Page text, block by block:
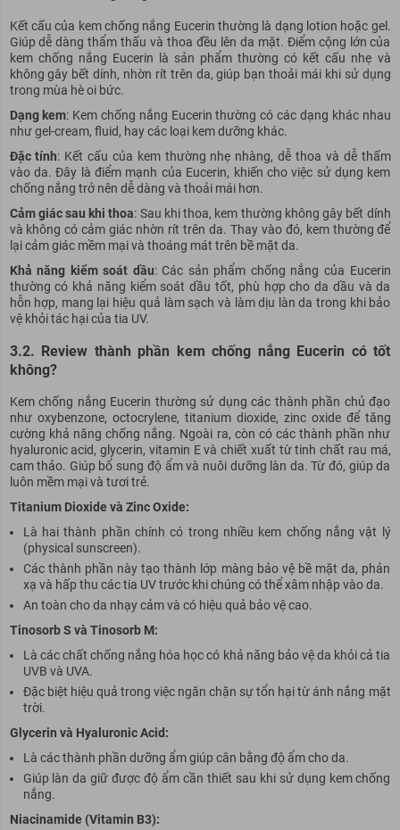
Kết cấu của kem chống nắng Eucerin thường là dạng lotion hoặc gel.
Giúp dễ dàng thẩm thấu và thoa đều lên da mặt. Điểm cộng lớn của
kem chống nắng Eucerin là sản phẩm thường có kết cấu nhẹ và
không gây bết dính, nhờn rít trên da, giúp bạn thoải mái khi sử dụng
trong mùa hè oi bức.
Dạng kem: Kem chống nắng Eucerin thường có các dạng khác nhau
như gel-cream, fluid, hay các loại kem dưỡng khác.
Đặc tính: Kết cấu của kem thường nhẹ nhàng, dễ thoa và dễ thấm
vào da. Đây là điểm mạnh của Eucerin, khiến cho việc sử dụng kem
chống nắng trở nên dễ dàng và thoải mái hơn.
Cảm giác sau khi thoa: Sau khi thoa, kem thường không gây bết dính
và không có cảm giác nhờn rít trên da. Thay vào đó, kem thường để
lại cảm giác mềm mại và thoáng mát trên bề mặt da.
Khả năng kiểm soát dầu: Các sản phẩm chống nắng của Eucerin
thường có khả năng kiểm soát dầu tốt, phù hợp cho da dầu và da
hỗn hợp, mang lại hiệu quả làm sạch và làm dịu làn da trong khi bảo
vệ khỏi tác hại của tia UV.
3.2. Review thành phần kem chống nắng Eucerin có tốt
không?
Kem chống nắng Eucerin thường sử dụng các thành phần chủ đạo
như oxybenzone, octocrylene, titanium dioxide, zinc oxide để tăng
cường khả năng chống nắng. Ngoài ra, còn có các thành phần như
hyaluronic acid, glycerin, vitamin E và chiết xuất từ tinh chất rau má,
cam thảo. Giúp bổ sung độ ẩm và nuôi dưỡng làn da. Từ đó, giúp da
luôn mềm mại và tươi trẻ.
Titanium Dioxide và Zinc Oxide:
Là hai thành phần chính có trong nhiều kem chống nắng vật lý
(physical sunscreen).
Các thành phần này tạo thành lớp màng bảo vệ bề mặt da, phản
xạ và hấp thu các tia UV trước khi chúng có thể xâm nhập vào da.
An toàn cho da nhạy cảm và có hiệu quả bảo vệ cao.
Tinosorb S và Tinosorb M:
Là các chất chống nắng hóa học có khả năng bảo vệ da khỏi cả tia
UVB và UVA.
Đặc biệt hiệu quả trong việc ngăn chặn sự tổn hại từ ánh nắng mặt
trời.
Glycerin và Hyaluronic Acid:
Là các thành phần dưỡng ẩm giúp cân bằng độ ẩm cho da.
Giúp làn da giữ được độ ẩm cần thiết sau khi sử dụng kem chống
nắng.
Niacinamide (Vitamin B3):